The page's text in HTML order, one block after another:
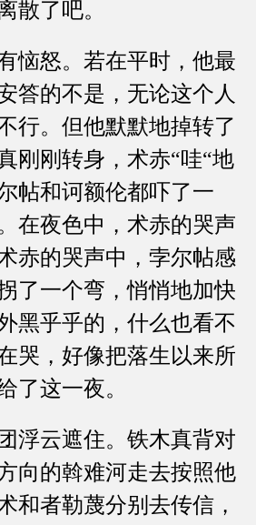
散了吧。
怒。若在平时，他最
答的不是，无论这个人
行。但他默默地掉转了
刚刚转身，术赤“哇“地
帖和诃额伦都吓了一
在夜色中，术赤的哭声
赤的哭声中，孛尔帖感
了一个弯，悄悄地加快
黑乎乎的，什么也看不
哭，好像把落生以来所
了这一夜。
云遮住。铁木真背对
向的斡难河走去按照他
和者勒蔑分别去传信，